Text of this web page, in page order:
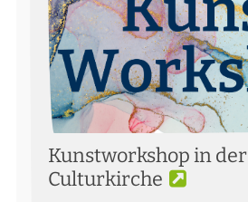
Kunstworkshop in der
Culturkirche